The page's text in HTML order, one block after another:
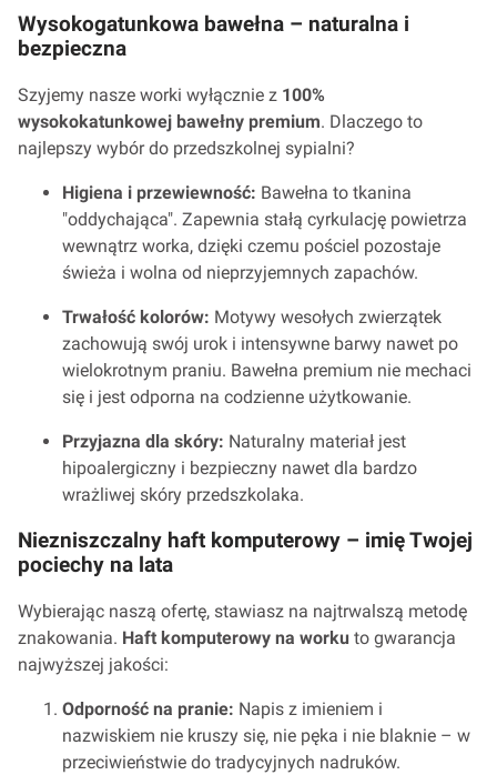
Wysokogatunkowa bawełna – naturalna i
bezpieczna
Szyjemy nasze worki wyłącznie z 100%
wysokokatunkowej bawełny premium. Dlaczego to
najlepszy wybór do przedszkolnej sypialni?
Higiena i przewiewność: Bawełna to tkanina
"oddychająca". Zapewnia stałą cyrkulację powietrza
wewnątrz worka, dzięki czemu pościel pozostaje
świeża i wolna od nieprzyjemnych zapachów.
Trwałość kolorów: Motywy wesołych zwierzątek
zachowują swój urok i intensywne barwy nawet po
wielokrotnym praniu. Bawełna premium nie mechaci
się i jest odporna na codzienne użytkowanie.
Przyjazna dla skóry: Naturalny materiał jest
hipoalergiczny i bezpieczny nawet dla bardzo
wrażliwej skóry przedszkolaka.
Niezniszczalny haft komputerowy – imię Twojej
pociechy na lata
Wybierając naszą ofertę, stawiasz na najtrwalszą metodę
znakowania. Haft komputerowy na worku to gwarancja
najwyższej jakości:
Odporność na pranie: Napis z imieniem i
nazwiskiem nie kruszy się, nie pęka i nie blaknie – w
przeciwieństwie do tradycyjnych nadruków.